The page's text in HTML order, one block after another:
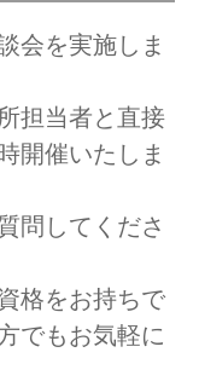
会を実施しま
担当者と直接
開催いたしま
問してくださ
格をお持ちで
でもお気軽に